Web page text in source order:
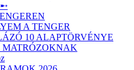
➸
A TENGER
10 ALAPTÖRVÉNYE
MATRÓZOKNAK